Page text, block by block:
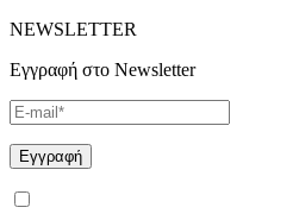
NEWSLETTER
Εγγραφή στο Newsletter